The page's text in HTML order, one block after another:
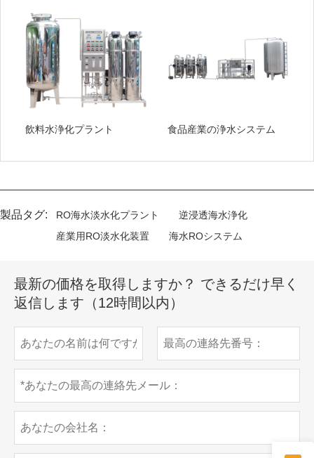
飲料水浄化プラント 食品産業の浄水システム
製品タグ: RO海水淡水化プラント
逆浸透海水浄化
産業用RO淡水化装置
海水ROシステム
最新の価格を取得しますか？ できるだけ早く
返信します（12時間以内）